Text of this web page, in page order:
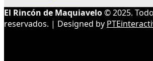
El Rincón de Maquiavelo© 2025.
reservados. | Designed by